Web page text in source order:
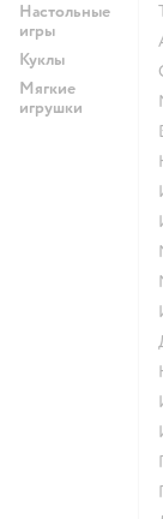
Настольные
игры
Куклы
Мягкие
игрушки